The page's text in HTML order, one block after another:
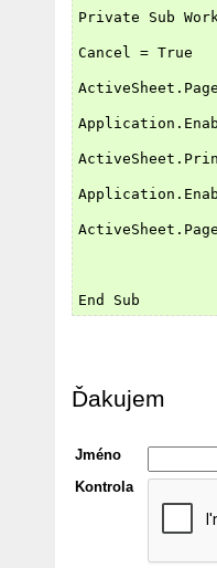
Private Sub
Cancel = True
End Sub
Ďakujem
Jméno
Kontrola